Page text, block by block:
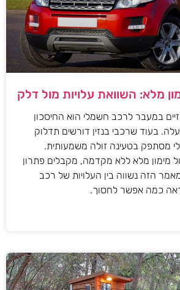
מלא: השוואת עלויות מול דלק
במעבר לרכב חשמלי הוא החיסכון
בעוד שרכבי בנזין דורשים תדלוק
מסתפק בטעינה זולה משמעותית.
מימון מלא ללא מקדמה, מקבלים פתרון
הזה נשווה בין העלויות של רכב
כמה אפשר לחסוך.